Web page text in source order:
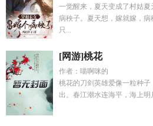
一觉醒来，夏天变成了村姑
病秧子。夏天想，嫁就嫁，病
只...
[网游]桃花
作者：喵啊咪的
桃花的刀剑英雄爱像一粒种
出。春江潮水连海平，海上明